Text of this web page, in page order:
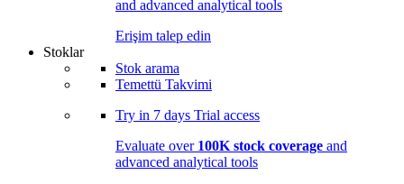
and advanced analytical tools
Erişim talep edin
Stoklar
Stok arama
Temettü Takvimi
Try in 7 days Trial access
Evaluate over 100K stock coverage and
advanced analytical tools